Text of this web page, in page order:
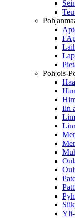
I
Pohjois-
Iin
Yli-